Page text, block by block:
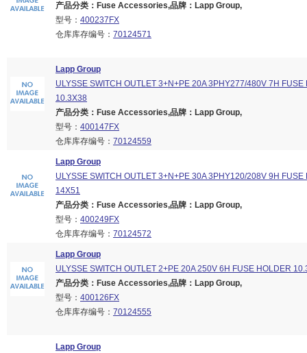
产品分类：Fuse Accessories,品牌：Lapp Group,
型号： 400237FX
仓库库存编号： 70124571
Lapp Group
ULYSSE SWITCH OUTLET 3+N+PE 20A 3PHY277/480V 7H FUSE
10.3X38
产品分类：Fuse Accessories,品牌：Lapp Group,
型号： 400147FX
仓库库存编号： 70124559
Lapp Group
ULYSSE SWITCH OUTLET 3+N+PE 30A 3PHY120/208V 9H FUSE
14X51
产品分类：Fuse Accessories,品牌：Lapp Group,
型号： 400249FX
仓库库存编号： 70124572
Lapp Group
ULYSSE SWITCH OUTLET 2+PE 20A 250V 6H FUSE HOLDER
产品分类：Fuse Accessories,品牌：Lapp Group,
型号： 400126FX
仓库库存编号： 70124555
Lapp Group